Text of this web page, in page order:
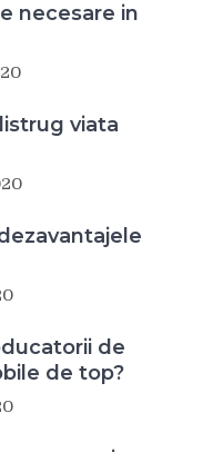
necesare in
viata
de
de top?